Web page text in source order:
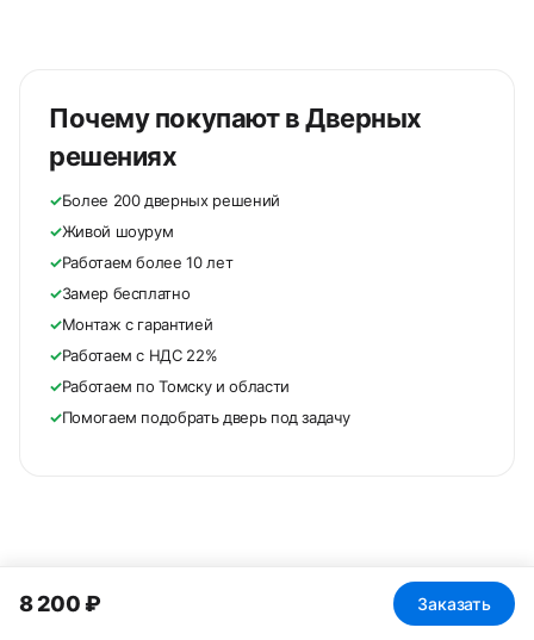
Почему покупают в Дверных
решениях
✓Более 200 дверных решений
✓Живой шоурум
✓Работаем более 10 лет
✓Замер бесплатно
✓Монтаж с гарантией
✓Работаем с НДС 22%
✓Работаем по Томску и области
✓Помогаем подобрать дверь под задачу
8 200 ₽ Заказать